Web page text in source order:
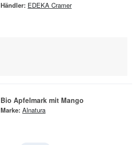
Händler: EDEKA Cramer
Bio Apfelmark mit Mango
Marke: Alnatura